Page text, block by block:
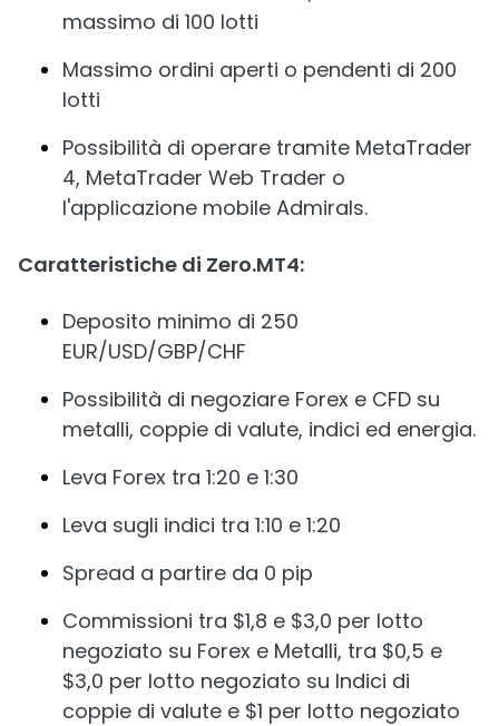
massimo di 100 lotti
Massimo ordini aperti o pendenti di 200
lotti
Possibilità di operare tramite MetaTrader
4, MetaTrader Web Trader o
l'applicazione mobile Admirals.
Caratteristiche di Zero.MT4:
Deposito minimo di 250
EUR/USD/GBP/CHF
Possibilità di negoziare Forex e CFD su
metalli, coppie di valute, indici ed energia.
Leva Forex tra 1:20 e 1:30
Leva sugli indici tra 1:10 e 1:20
Spread a partire da 0 pip
Commissioni tra $1,8 e $3,0 per lotto
negoziato su Forex e Metalli, tra $0,5 e
$3,0 per lotto negoziato su Indici di
coppie di valute e $1 per lotto negoziato